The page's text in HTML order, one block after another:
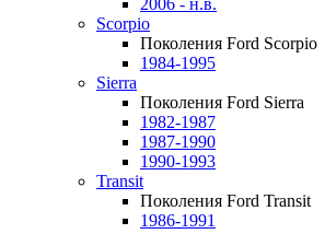
2006 - н.в.
Scorpio
Поколения Ford Scorpio
1984-1995
Sierra
Поколения Ford Sierra
1982-1987
1987-1990
1990-1993
Transit
Поколения Ford Transit
1986-1991